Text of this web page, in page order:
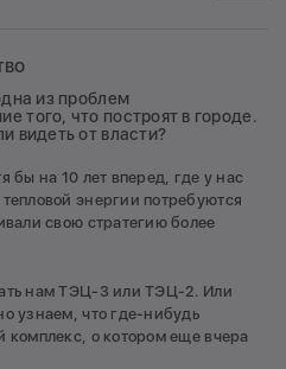
из проблем
того, что построят в городе.
видеть от власти?
бы на 10 лет вперед, где у нас
энергии потребуются
свою стратегию более
нам ТЭЦ-3 или ТЭЦ-2. Или
узнаем, что где-нибудь
комплекс, о котором еще вчера